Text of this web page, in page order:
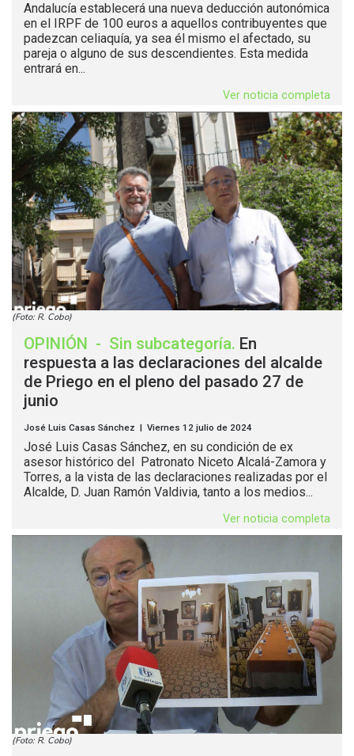
Andalucía establecerá una nueva deducción autonómica
en el IRPF de 100 euros a aquellos contribuyentes que
padezcan celiaquía, ya sea él mismo el afectado, su
pareja o alguno de sus descendientes. Esta medida
entrará en...
Ver noticia completa
(Foto: R. Cobo)
OPINIÓN - Sin subcategoría. En
respuesta a las declaraciones del alcalde
de Priego en el pleno del pasado 27 de
junio
José Luis Casas Sánchez | Viernes 12 julio de 2024
José Luis Casas Sánchez, en su condición de ex
asesor histórico del Patronato Niceto Alcalá-Zamora y
Torres, a la vista de las declaraciones realizadas por el
Alcalde, D. Juan Ramón Valdivia, tanto a los medios...
Ver noticia completa
(Foto: R. Cobo)